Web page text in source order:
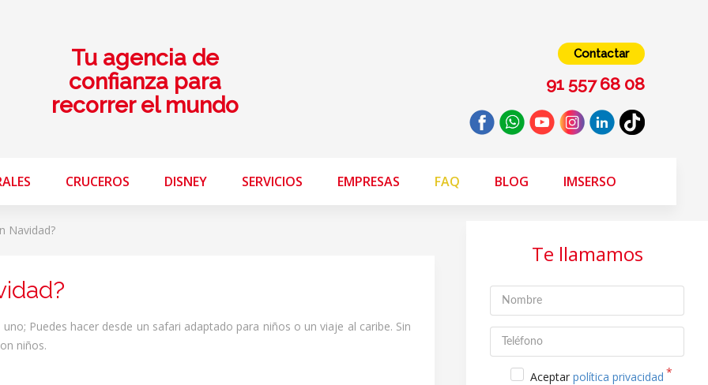
Tu agencia de
confianza para
recorrer el mundo
Contactar
91 557 68 08
CRUCEROS DISNEY SERVICIOS EMPRESAS FAQ BLOG IMSERSO
Navidad?
Puedes hacer desde un safari adaptado para niños o un viaje al caribe. Sin
niños.
Te llamamos
Aceptarpolítica privacidad